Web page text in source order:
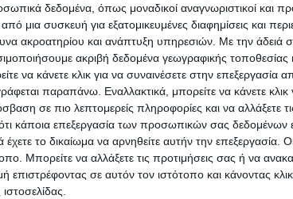
δεδομένα, όπως μοναδικοί αναγνωριστικοί και
μια συσκευή για εξατομικευμένες διαφημίσεις και
ακροατηρίου και ανάπτυξη υπηρεσιών. Με την άδειά
ακριβή δεδομένα γεωγραφικής τοποθεσίας
κάνετε κλικ για να συναινέσετε στην επεξεργασία
παραπάνω. Εναλλακτικά, μπορείτε να κάνετε κλικ
σε πιο λεπτομερείς πληροφορίες και να αλλάξετε
κάποια επεξεργασία των προσωπικών σας δεδομένων
το δικαίωμα να αρνηθείτε αυτήν την επεξεργασία.
Μπορείτε να αλλάξετε τις προτιμήσεις σας ή να
σε αυτόν τον ιστότοπο και κάνοντας